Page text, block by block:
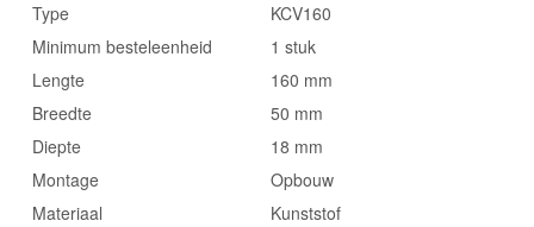
Type
KCV160
Minimum besteleenheid
1 stuk
Lengte
160 mm
Breedte
50 mm
Diepte
18 mm
Montage
Opbouw
Materiaal
Kunststof